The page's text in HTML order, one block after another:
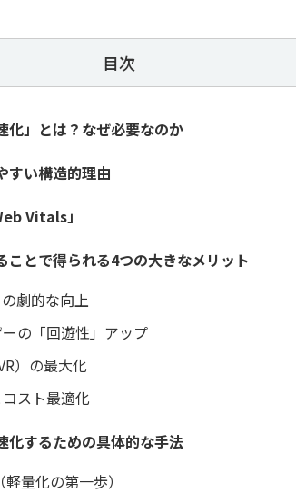
目次
」とは？なぜ必要なのか
すい構造的理由
Vitals」
とで得られる4つの大きなメリット
劇的な向上
の「回遊性」アップ
）の最大化
スト最適化
化するための具体的な手法
量化の第一歩）